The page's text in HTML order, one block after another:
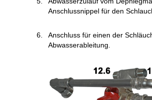
Anschlussnippel für den
Anschluss für einen der
Abwasserableitung.